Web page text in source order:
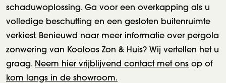
schaduwoplossing. Ga voor een overkapping als u
volledige beschutting en een gesloten buitenruimte
verkiest. Benieuwd naar meer informatie over pergola
zonwering van Kooloos Zon & Huis? Wij vertellen het u
graag. Neem hier vrijblijvend contact met ons op of
kom langs in de showroom.